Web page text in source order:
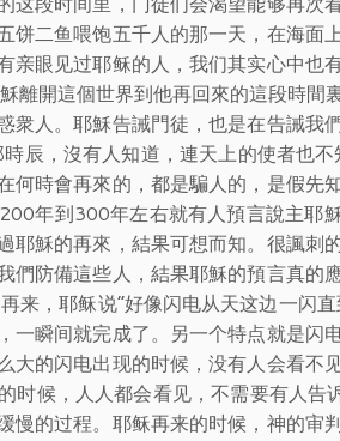
饼二鱼喂饱五千人的那一天，在海面
亲眼见过耶稣的人，我们其实心中也
離開這個世界到他再回來的這段時
衆人。耶穌告誡門徒，也是在告誡我
辰，沒有人知道，連天上的使者也
何時會再來的，都是騙人的，是假先
年到300年左右就有人預言說主耶
耶穌的再來，結果可想而知。很諷刺
們防備這些人，結果耶穌的預言真的
来，耶稣说“好像闪电从天这边一闪
一瞬间就完成了。另一个特点就是闪
大的闪电出现的时候，没有人会看不
候，人人都会看见，不需要有人告
慢的过程。耶稣再来的时候，神的审